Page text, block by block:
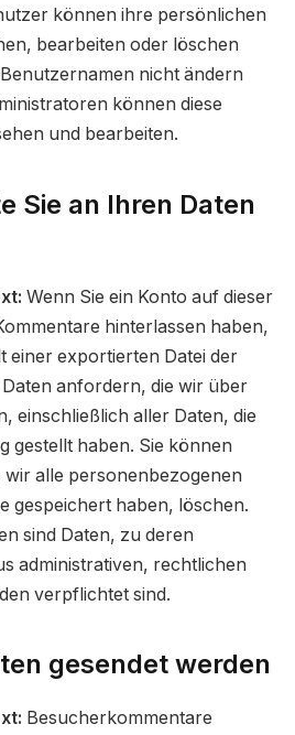
können ihre persönlichen
bearbeiten oder löschen
nicht ändern
können diese
und bearbeiten.
Sie an Ihren Daten
Wenn Sie ein Konto auf dieser
hinterlassen haben,
einer exportierten Datei der
anfordern, die wir über
einschließlich aller Daten, die
gestellt haben. Sie können
alle personenbezogenen
gespeichert haben, löschen.
sind Daten, zu deren
administrativen, rechtlichen
verpflichtet sind.
gesendet werden
Besucherkommentare